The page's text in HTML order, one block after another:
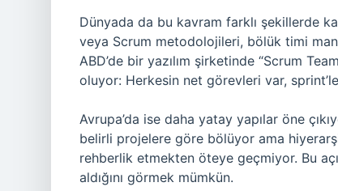
Dünyada da bu kavram farklı şekillerde
veya Scrum metodolojileri, bölük timi
ABD’de bir yazılım şirketinde “Scrum
oluyor: Herkesin net görevleri var,
Avrupa’da ise daha yatay yapılar öne
belirli projelere göre bölüyor ama
rehberlik etmekten öteye geçmiyor. Bu
aldığını görmek mümkün.